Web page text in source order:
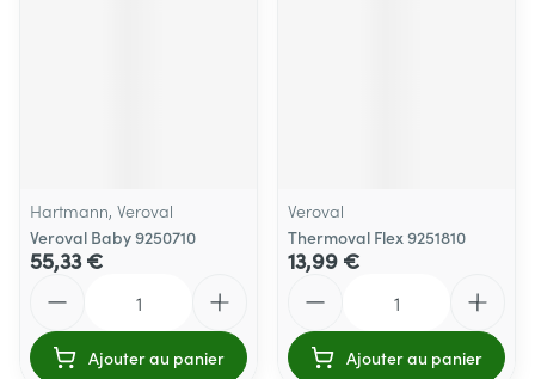
Hartmann, Veroval
Veroval Baby 9250710
55,33 €
Ajouter au panier
Veroval
Thermoval Flex 9251810
13,99 €
Ajouter au panier